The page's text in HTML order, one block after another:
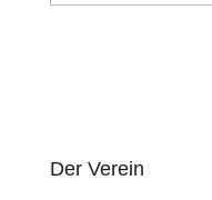
Archiv
Der Verein